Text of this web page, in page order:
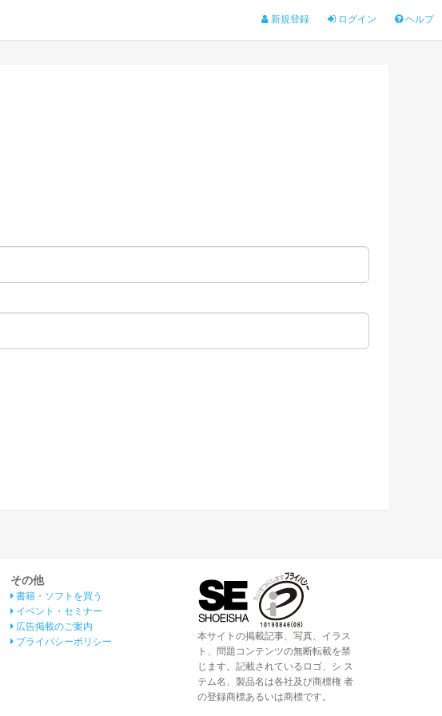
新規登録 ログイン ヘルプ
その他
書籍・ソフトを買う
イベント・セミナー
広告掲載のご案内
プライバシーポリシー
本サイトの掲載記事、写真、イラス
ト、問題コンテンツの無断転載を禁
じます。記載されているロゴ、シ ス
テム名、製品名は各社及び商標権 者
の登録商標あるいは商標です。